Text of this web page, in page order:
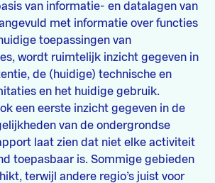
van informatie- en datalagen van
met informatie over functies
toepassingen van
wordt ruimtelijk inzicht gegeven in
de (huidige) technische en
en het huidige gebruik.
een eerste inzicht gegeven in de
van de ondergrondse
laat zien dat niet elke activiteit
toepasbaar is. Sommige gebieden
terwijl andere regio’s juist voor